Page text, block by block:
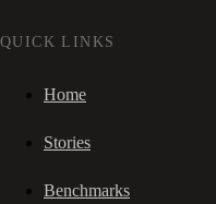
QUICK LINKS
Home
Stories
Benchmarks